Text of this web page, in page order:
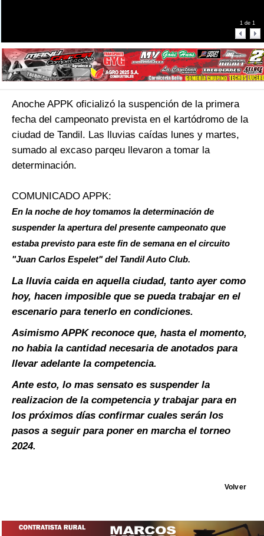
1 de 1
Anoche APPK oficializó la suspención de la primera
fecha del campeonato prevista en el kartódromo de la
ciudad de Tandil. Las lluvias caídas lunes y martes,
sumado al excaso parqeu llevaron a tomar la
determinación.
COMUNICADO APPK:
En la noche de hoy tomamos la determinación de
suspender la apertura del presente campeonato que
estaba previsto para este fin de semana en el circuito
"Juan Carlos Espelet" del Tandil Auto Club.
La lluvia caida en aquella ciudad, tanto ayer como
hoy, hacen imposible que se pueda trabajar en el
escenario para tenerlo en condiciones.
Asimismo APPK reconoce que, hasta el momento,
no habia la cantidad necesaria de anotados para
llevar adelante la competencia.
Ante esto, lo mas sensato es suspender la
realizacion de la competencia y trabajar para en
los próximos días confirmar cuales serán los
pasos a seguir para poner en marcha el torneo
2024.
Volver